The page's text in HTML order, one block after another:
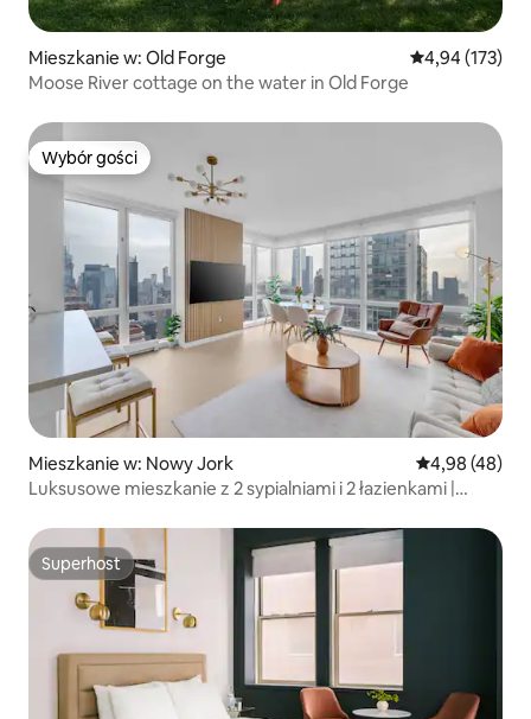
Mieszkanie w: Old Forge Średnia
4,94 (173)
Moose River cottage on the water in Old Forge
Wybór gości
Wybór gości
Mieszkanie w: Nowy Jork Średnia
4,98 (48)
Luksusowe mieszkanie z 2 sypialniami i 2 łazienkami |
Superhost
Superhost